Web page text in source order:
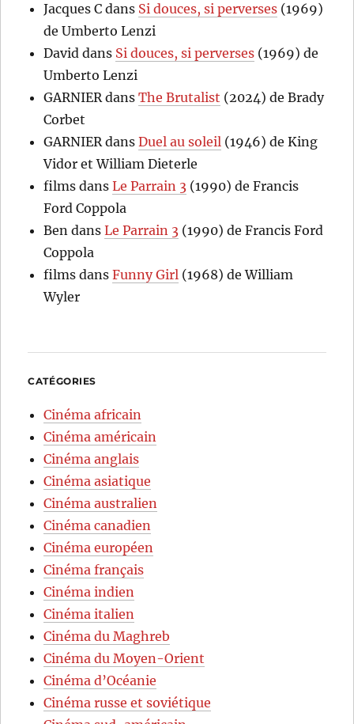
Jacques C dans Si douces, si perverses (1969)
de Umberto Lenzi
David dans Si douces, si perverses (1969) de
Umberto Lenzi
GARNIERdansThe Brutalist (2024) de Brady
Corbet
GARNIERdansDuel au soleil (1946) de King
Vidor et William Dieterle
films dansLe Parrain 3 (1990) de Francis
Ford Coppola
Ben dansLe Parrain 3 (1990) de Francis Ford
Coppola
films dansFunny Girl (1968) de William
Wyler
CATÉGORIES
Cinéma africain
Cinéma américain
Cinéma anglais
Cinéma asiatique
Cinéma australien
Cinéma canadien
Cinéma européen
Cinéma français
Cinéma indien
Cinéma italien
Cinéma du Maghreb
Cinéma du Moyen-Orient
Cinéma d’Océanie
Cinéma russe et soviétique